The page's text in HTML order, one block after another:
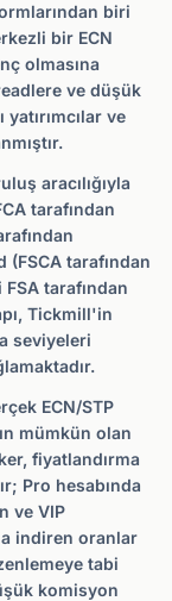
biri
bir ECN
olmasına
ve düşük
ve
aracılığıyla
tarafından
tarafından
tarafından
Tickmill'in
seviyeleri
ECN/STP
mümkün olan
fiyatlandırma
Pro hesabında
ve VIP
indiren oranlar
tabi
komisyon